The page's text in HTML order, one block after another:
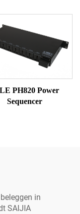
PH820 Power
Sequencer
in
SAIJIA